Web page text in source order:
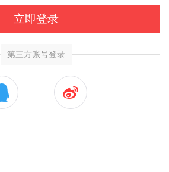
立即登录
第三方账号登录